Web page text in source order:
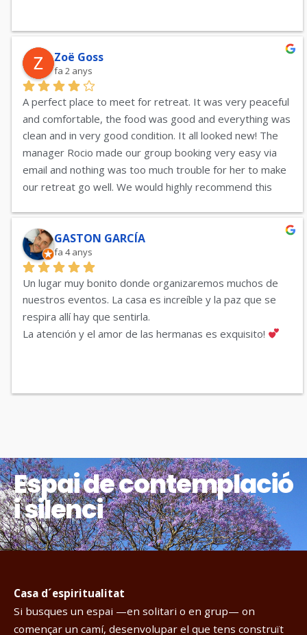
Zoë Goss
fa 2 anys
A perfect place to meet for retreat. It was very peaceful
and comfortable, the food was good and everything was
clean and in very good condition. It all looked new! The
manager Rocio made our group booking very easy via
email and nothing was too much trouble for her to make
our retreat go well. We would highly recommend this
GASTON GARCÍA
fa 4 anys
Un lugar muy bonito donde organizaremos muchos de
nuestros eventos. La casa es increíble y la paz que se
respira allí hay que sentirla.
La atención y el amor de las hermanas es exquisito!
Espai de contemplació
i silenci
Casa d´espiritualitat
Si busques un espai —en solitari o en grup— on
començar un camí, desenvolupar el que tens construït